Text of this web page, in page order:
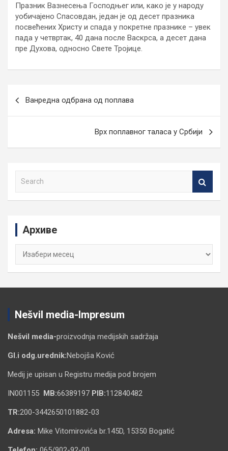
Празник Вазнесења Господњег или, како је у народу
уобичајено Спасовдан, један је од десет празника
посвећених Христу и спада у покретне празнике – увек
пада у четвртак, 40 дана после Васкрса, а десет дана
пре Духова, односно Свете Тројице.
чланка
Ванредна одбрана од поплава
Врх поплавног таласа у Србији
Архиве
Архиве
Nešvil media-Impresum
Nešvil media-proizvodnja medijskih sadržaja
Gl.i odg.urednik:Nebojša Ković
Medij je upisan u Registru medija pod brojem
IN001155 MB:66389197 PIB:112840482
TR:200-3442650101882-03
Adresa: Mike Vitomirovića br.145D, 15350 Bogatić